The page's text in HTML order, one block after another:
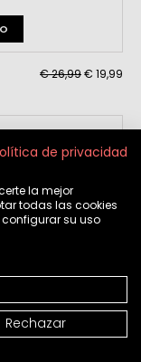
€ 26,99€ 19,99
de privacidad
la mejor
todas las cookies
configurar su uso
Rechazar